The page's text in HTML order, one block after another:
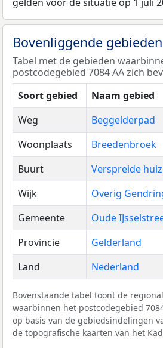
gelden voor de situatie op 1 juli
Bovenliggende gebieden
Tabel met de gebieden
postcodegebied 7084 AA zich
Soort gebied
Naam gebied
Weg
Beggelderpad
Woonplaats
Breedenbroek
Buurt
Verspreide
Wijk
Overig
Gemeente
Oude
Provincie
Gelderland
Land
Nederland
Bovenstaande tabel toont de
waarbinnen het postcodegebied
op basis van de gebiedsindelingen
de topografische kaarten van het